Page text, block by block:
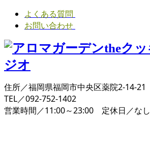
よくある質問
お問い合わせ
住所／福岡県福岡市中央区薬院2-14-
TEL／092-752-1402
営業時間／11:00～23:00 定休日／なし